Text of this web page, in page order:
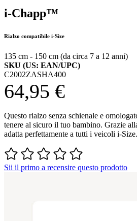
i-Chapp™
Rialzo compatibile i-Size
135 cm - 150 cm (da circa 7 a 12 anni)
SKU (US: EAN/UPC)
C2002ZASHA400
64,95 €
Questo rialzo senza schienale e
tenere al sicuro il tuo bambino. Grazie
adatta perfettamente a tutti i veicoli i-Size.
Sii il primo a recensire questo prodotto